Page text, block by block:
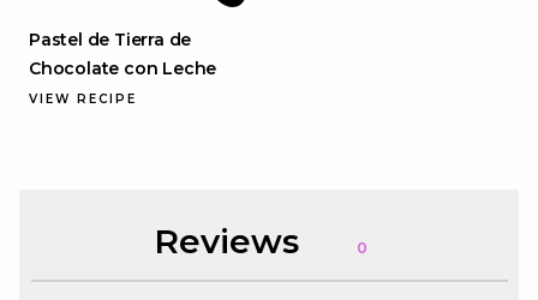
Pastel de Tierra de
Chocolate con Leche
VIEW RECIPE
Reviews 0